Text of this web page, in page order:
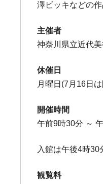
澤ビッキなどの
主催者
神奈川県立近代
休催日
月曜日(7月16日
開催時間
午前9時30分 ～
入館は午後4時30
観覧料